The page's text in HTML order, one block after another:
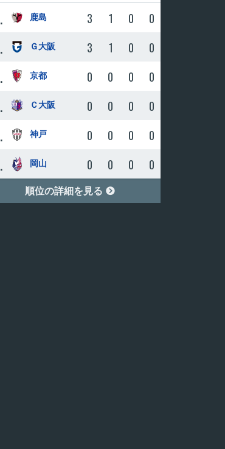
鹿島 3 1 0 0
Ｇ大阪 3 1 0 0
京都 0 0 0 0
Ｃ大阪 0 0 0 0
神戸 0 0 0 0
岡山 0 0 0 0
順位の詳細を見る 